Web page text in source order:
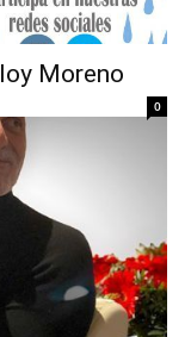
Moreno
0